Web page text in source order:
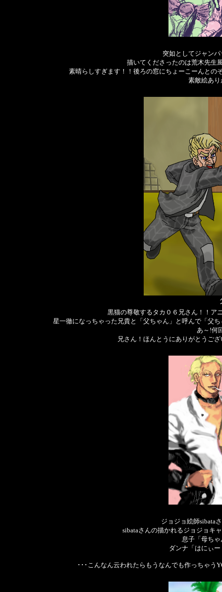
突如としてジャン
描いてくださったのは荒木先生
素晴らしすぎます！！後ろの窓にちょーこーんとの
素敵絵あ
黒猫の尊敬するタカ０６兄さん！！ア
星一徹になっちゃった兄貴と「父ちゃん」と呼んで「父
あ～!何
兄さん！ほんとうにありがとうご
ジョジョ絵師sibata
sibataさんの描かれるジョジョキ
息子「母ち
ダンナ「はにぃ
･･･こんなん云われたらもうなんでも作っちゃう